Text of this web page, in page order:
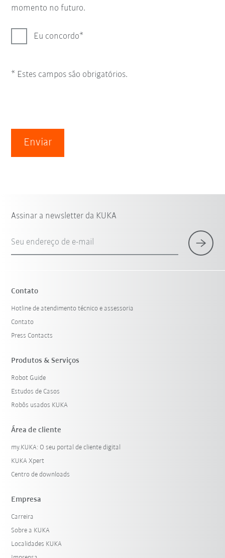
momento no futuro.
Eu concordo
* Estes campos são obrigatórios.
Enviar
Assinar a newsletter da KUKA
Seu endereço de e-mail
Contato
Hotline de atendimento técnico e assessoria
Contato
Press Contacts
Produtos & Serviços
Robot Guide
Estudos de Casos
Robôs usados KUKA
Área de cliente
my.KUKA: O seu portal de cliente digital
KUKA Xpert
Centro de downloads
Empresa
Carreira
Sobre a KUKA
Localidades KUKA